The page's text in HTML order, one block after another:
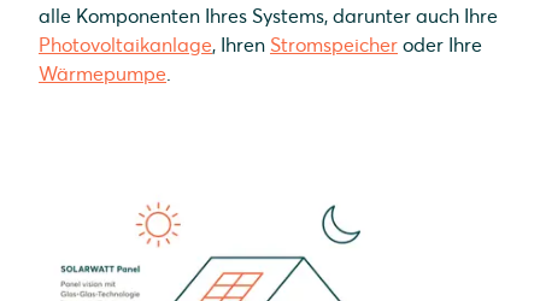
alle Komponenten Ihres Systems, darunter auch Ihre
Photovoltaikanlage, Ihren Stromspeicher oder Ihre
Wärmepumpe